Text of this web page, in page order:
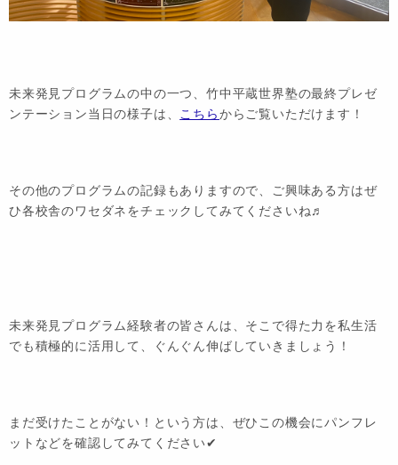
未来発見プログラムの中の一つ、竹中平蔵世界塾の最終プレゼ
ンテーション当日の様子は、 こちらからご覧いただけます！
その他のプログラムの記録もありますので、ご興味ある方はぜ
ひ各校舎のワセダネをチェックしてみてくださいね♬
未来発見プログラム経験者の皆さんは、そこで得た力を私生活
でも積極的に活用して、ぐんぐん伸ばしていきましょう！
まだ受けたことがない！という方は、ぜひこの機会にパンフレ
ットなどを確認してみてください✔